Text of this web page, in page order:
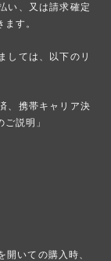
い、又は請求確定
す。
しては、以下のリ
、携帯キャリア決
説明」
いての購入時、